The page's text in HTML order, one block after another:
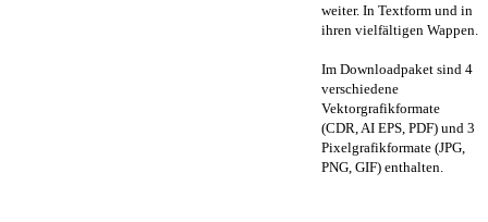
weiter. In Textform und in
ihren vielfältigen Wappen.
Im Downloadpaket sind 4
verschiedene
Vektorgrafikformate
(CDR, AI EPS, PDF) und 3
Pixelgrafikformate (JPG,
PNG, GIF) enthalten.